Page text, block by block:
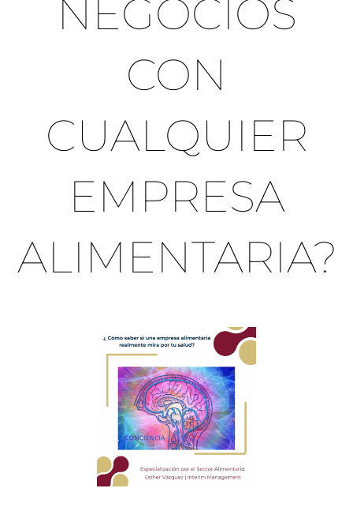
NEGOCIOS
CON
CUALQUIER
EMPRESA
ALIMENTARIA?